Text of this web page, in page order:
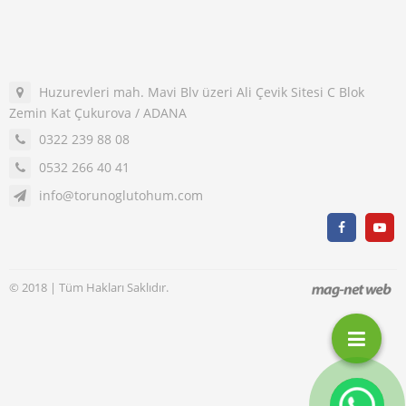
Huzurevleri mah. Mavi Blv üzeri Ali Çevik Sitesi C Blok
Zemin Kat Çukurova / ADANA
0322 239 88 08
0532 266 40 41
info@torunoglutohum.com
© 2018 | Tüm Hakları Saklıdır.